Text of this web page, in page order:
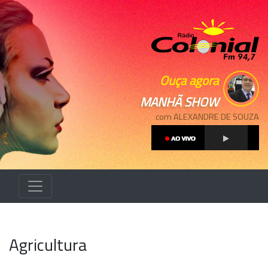
Ouça agora
MANHÃ SHOW
com ALEXANDRE DE SOUZA
Agricultura